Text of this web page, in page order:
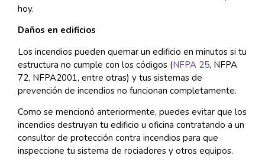
hoy.
Daños en edificios
Los incendios pueden quemar un edificio en minutos si tu
estructura no cumple con los códigos (NFPA 25, NFPA
72, NFPA2001, entre otras) y tus sistemas de
prevención de incendios no funcionan completamente.
Como se mencionó anteriormente, puedes evitar que los
incendios destruyan tu edificio u oficina contratando a un
consultor de protección contra incendios para que
inspeccione tu sistema de rociadores y otros equipos.